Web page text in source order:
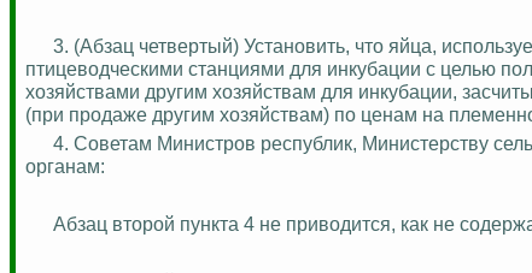
3. (Абзац четвертый) Установить, что яйца,
птицеводческими станциями для инкубации с целью
хозяйствами другим хозяйствам для инкубации,
(при продаже другим хозяйствам) по ценам на
4. Советам Министров республик, Министерству
органам:
Абзац второй пункта 4 не приводится, как не